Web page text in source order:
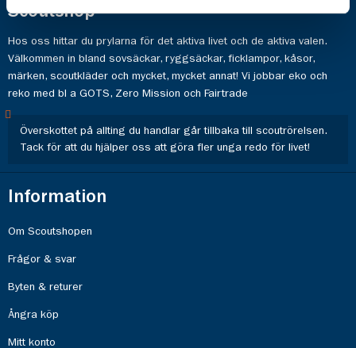
Scoutshop
Hos oss hittar du prylarna för det aktiva livet och de aktiva valen.
Välkommen in bland sovsäckar, ryggsäckar, ficklampor, kåsor,
märken, scoutkläder och mycket, mycket annat! Vi jobbar eko och
reko med bl a GOTS, Zero Mission och Fairtrade
Överskottet på allting du handlar går tillbaka till scoutrörelsen.
Tack för att du hjälper oss att göra fler unga redo för livet!
Information
Om Scoutshopen
Frågor & svar
Byten & returer
Ångra köp
Mitt konto